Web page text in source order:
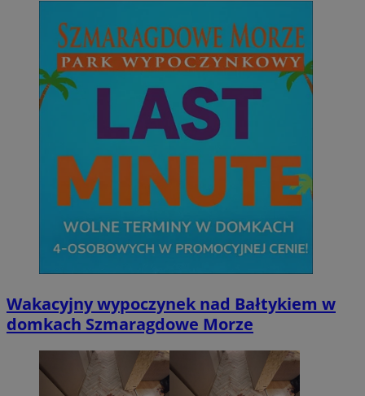
Wakacyjny wypoczynek nad Bałtykiem w
domkach Szmaragdowe Morze